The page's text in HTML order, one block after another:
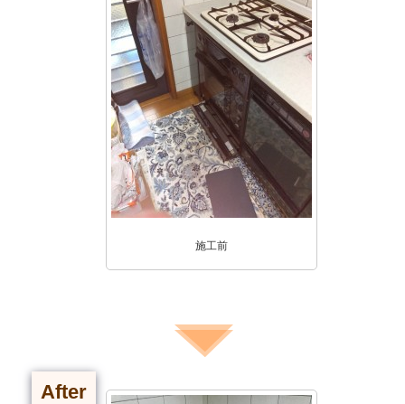
施工前
After